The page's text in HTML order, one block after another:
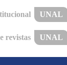
UNAL
revistas UNAL